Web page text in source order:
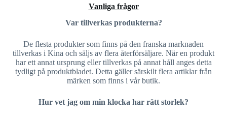
Vanliga frågor
Var tillverkas produkterna?
De flesta produkter som finns på den franska marknaden
tillverkas i Kina och säljs av flera återförsäljare. När en produkt
har ett annat ursprung eller tillverkas på annat håll anges detta
tydligt på produktbladet. Detta gäller särskilt flera artiklar från
märken som finns i vår butik.
Hur vet jag om min klocka har rätt storlek?